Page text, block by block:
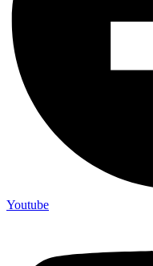
Youtube